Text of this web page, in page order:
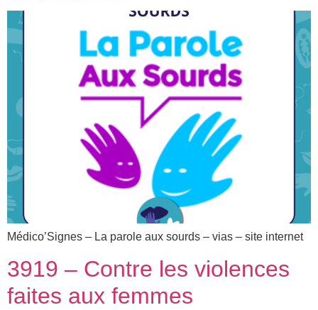
Médico’Signes – La parole aux sourds – vias – site internet
3919 – Contre les violences
faites aux femmes